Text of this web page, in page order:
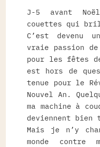
J-5 avant
couettes qui
C’est devenu
vraie passion de
pour les fêtes
est hors de
tenue pour le
Nouvel An.
ma machine à
deviennent bien
Mais je n’y
monde